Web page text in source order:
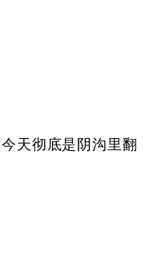
天彻底是阴沟里翻